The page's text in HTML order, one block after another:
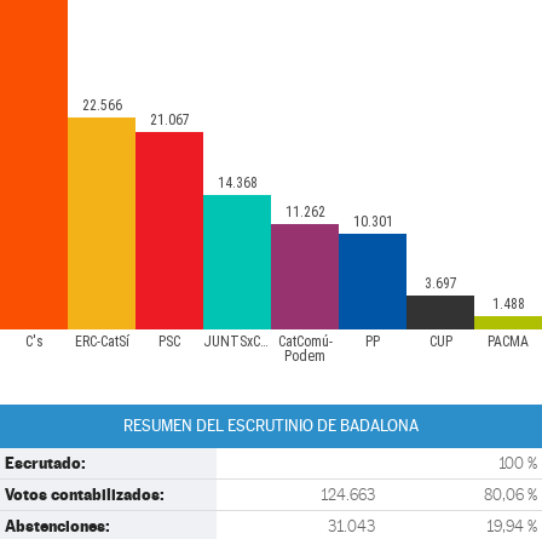
C's ERC-CatSí PSC JUNTSxCAT
CatComú-
Podem
PP CUP PACMA
22.566
21.067
14.368
11.262
10.301
3.697
1.488
RESUMEN DEL ESCRUTINIO DE BADALONA
Escrutado: 100 %
Votos contabilizados: 124.663 80,06 %
Abstenciones: 31.043 19,94 %